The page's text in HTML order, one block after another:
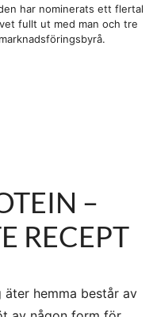
har nominerats ett flertal
fullt ut med man och tre
–
RECEPT
hemma består av